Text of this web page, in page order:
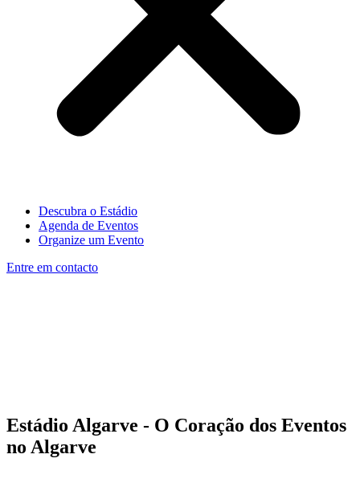
Descubra o Estádio
Agenda de Eventos
Organize um Evento
Entre em contacto
Estádio Algarve - O Coração dos Eventos
no Algarve